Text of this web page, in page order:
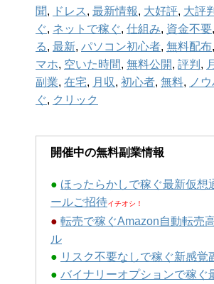
聞, ドレス , 最新情報, 大好評, 大評判
ぐ, ネットで稼ぐ, 仕組み, 資金不要,
る, 最新, パソコン初心者, 無料配布,
マホ, 空いた時間, 無料公開, 評判 ,
副業, 在宅, 月収, 初心者, 無料, ノ
ぐ, クリック
開催中の無料副業情報
● ほったらかしで稼ぐ最新仮想
ールご招待イチオシ！
● 転売で稼ぐAmazon自動転売
ル
● リスク不要なしで稼ぐ新感覚
● バイナリーオプションで稼ぐ